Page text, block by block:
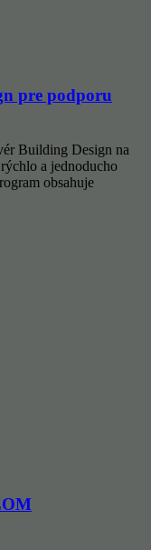
pre podporu
Building Design na
a jednoducho
obsahuje